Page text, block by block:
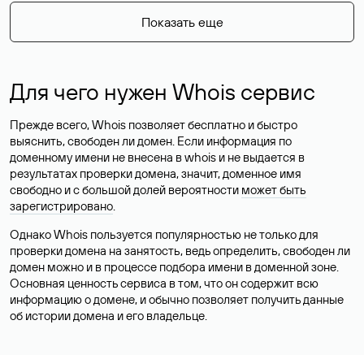
Показать еще
Для чего нужен Whois сервис
Прежде всего, Whois позволяет бесплатно и быстро
выяснить, свободен ли домен. Если информация по
доменному имени не внесена в whois и не выдается в
результатах проверки домена, значит, доменное имя
свободно и с большой долей вероятности может быть
зарегистрировано.
Однако Whois пользуется популярностью не только для
проверки домена на занятость, ведь определить, свободен ли
домен можно и в процессе подбора имени в доменной зоне.
Основная ценность сервиса в том, что он содержит всю
информацию о домене, и обычно позволяет получить данные
об истории домена и его владельце.